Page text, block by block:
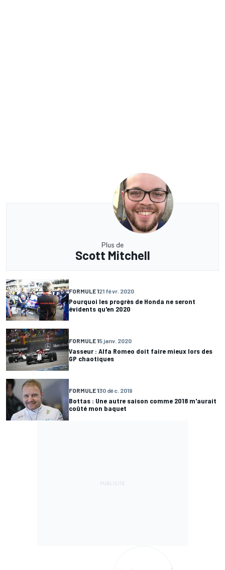
Plus de
Scott Mitchell
FORMULE 121 févr. 2020
Pourquoi les progrès de Honda ne seront
évidents qu'en 2020
FORMULE 15 janv. 2020
Vasseur : Alfa Romeo doit faire mieux lors des
GP chaotiques
FORMULE 130 déc. 2019
Bottas : Une autre saison comme 2018 m'aurait
coûté mon baquet